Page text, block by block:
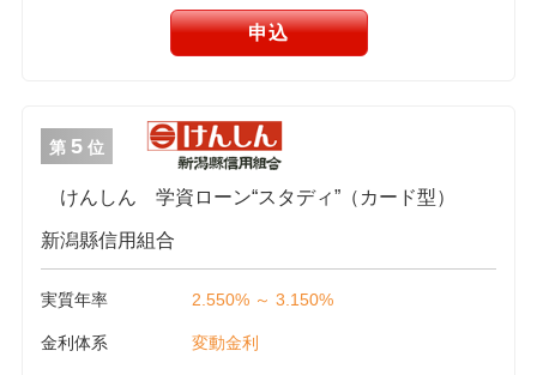
申込
第 5 位
けんしん 学資ローン“スタディ”（カード型）
新潟縣信用組合
実質年率 2.550% ～ 3.150%
金利体系 変動金利